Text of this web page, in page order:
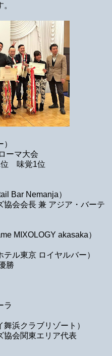
ーマ大会
位 味覚1位
Bar Nemanja）
会会長 兼 アジア・バーテ
MIXOLOGY akasaka）
東京 ロイヤルバー）
勝
ラ
浜クラブリゾート）
協会関東エリア代表